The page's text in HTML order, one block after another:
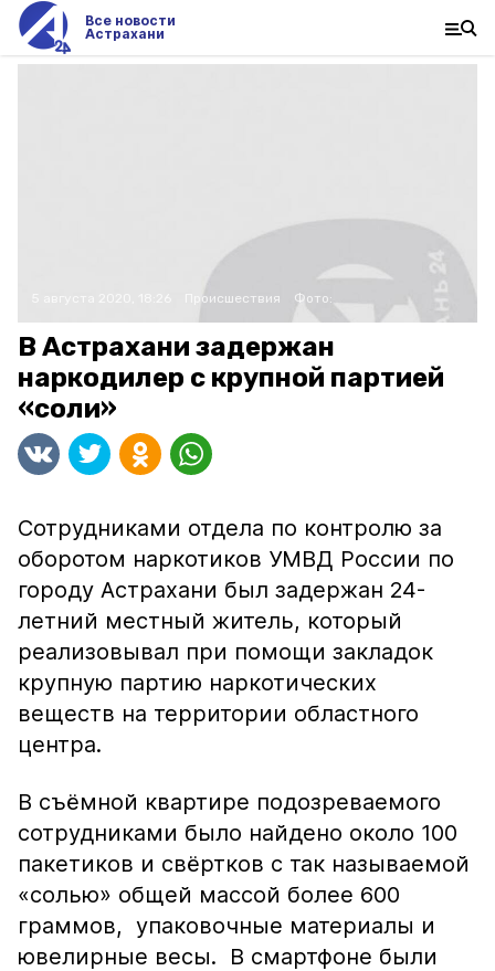
Все новости
Астрахани
Происшествия Фото:
В Астрахани задержан
наркодилер с крупной партией
«соли»
Сотрудниками отдела по контролю за
оборотом наркотиков УМВД России по
городу Астрахани был задержан 24-
летний местный житель, который
реализовывал при помощи закладок
крупную партию наркотических
веществ на территории областного
центра.
В съёмной квартире подозреваемого
сотрудниками было найдено около 100
пакетиков и свёртков с так называемой
«солью» общей массой более 600
граммов, упаковочные материалы и
ювелирные весы. В смартфоне были